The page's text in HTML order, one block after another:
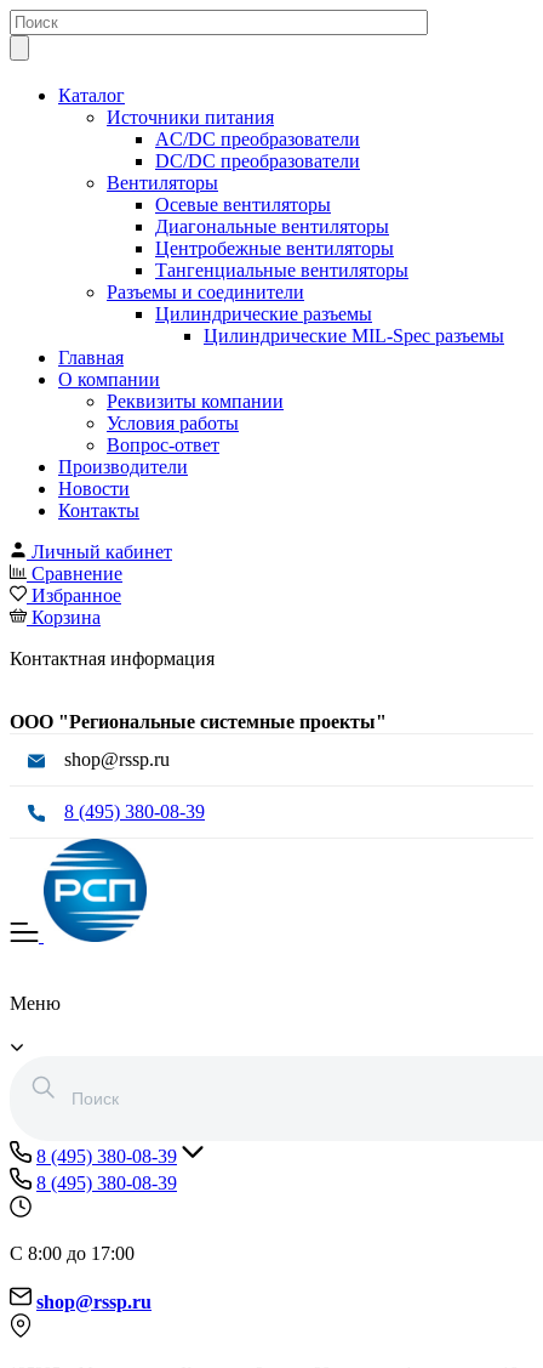
Каталог
Источники питания
AC/DC преобразователи
DC/DC преобразователи
Вентиляторы
Осевые вентиляторы
Диагональные вентиляторы
Центробежные вентиляторы
Тангенциальные вентиляторы
Разъемы и соединители
Цилиндрические разъемы
Цилиндрические MIL-Spec разъемы
Главная
О компании
Реквизиты компании
Условия работы
Вопрос-ответ
Производители
Новости
Контакты
Личный кабинет
Сравнение
Избранное
Корзина
Контактная информация
ООО "Региональные системные проекты"
shop@rssp.ru
8 (495) 380-08-39
Меню
8 (495) 380-08-39
8 (495) 380-08-39
С 8:00 до 17:00
shop@rssp.ru